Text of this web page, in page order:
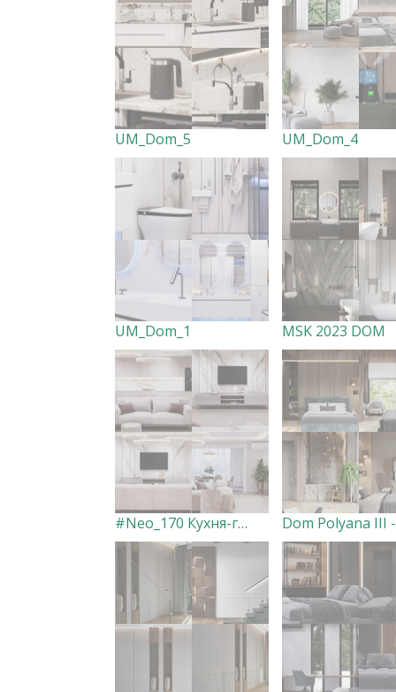
UM_Dom_5 UM_Dom_4
UM_Dom_1 MSK 2023 DOM
#Neo_170 Кухня-гостиная Dom Polyana III